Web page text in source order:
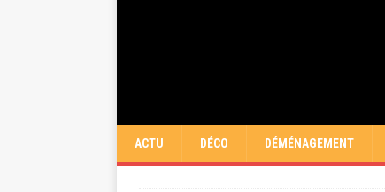
ACTU DÉCO DÉMÉNAGEMENT